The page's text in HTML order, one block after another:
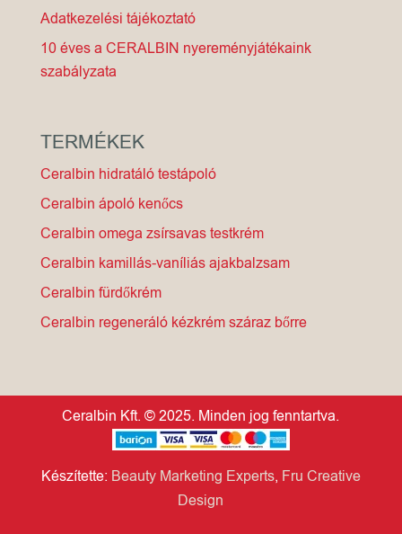
Adatkezelési tájékoztató
10 éves a CERALBIN nyereményjátékaink
szabályzata
TERMÉKEK
Ceralbin hidratáló testápoló
Ceralbin ápoló kenőcs
Ceralbin omega zsírsavas testkrém
Ceralbin kamillás-vaníliás ajakbalzsam
Ceralbin fürdőkrém
Ceralbin regeneráló kézkrém száraz bőrre
Ceralbin Kft. © 2025. Minden jog fenntartva.
Készítette: Beauty Marketing Experts, Fru Creative
Design